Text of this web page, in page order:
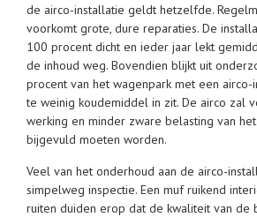
de airco-installatie geldt hetzelfde.
voorkomt grote, dure reparaties. De
100 procent dicht en ieder jaar lekt
de inhoud weg. Bovendien blijkt uit
procent van het wagenpark met een
te weinig koudemiddel in zit. De airco zal
werking en minder zware belasting van
bijgevuld moeten worden.
Veel van het onderhoud aan de airco-
simpelweg inspectie. Een muf ruikend
ruiten duiden erop dat de kwaliteit van de